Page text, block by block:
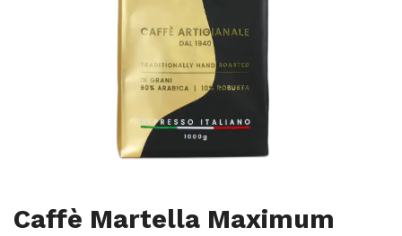
Caffè Martella Maximum